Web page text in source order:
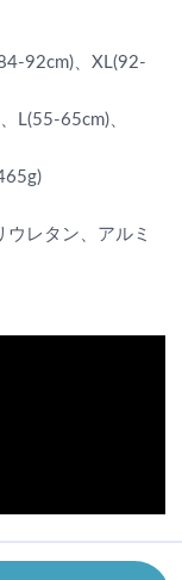
92cm)、XL(92-
L(55-65cm)、
レタン、アルミ